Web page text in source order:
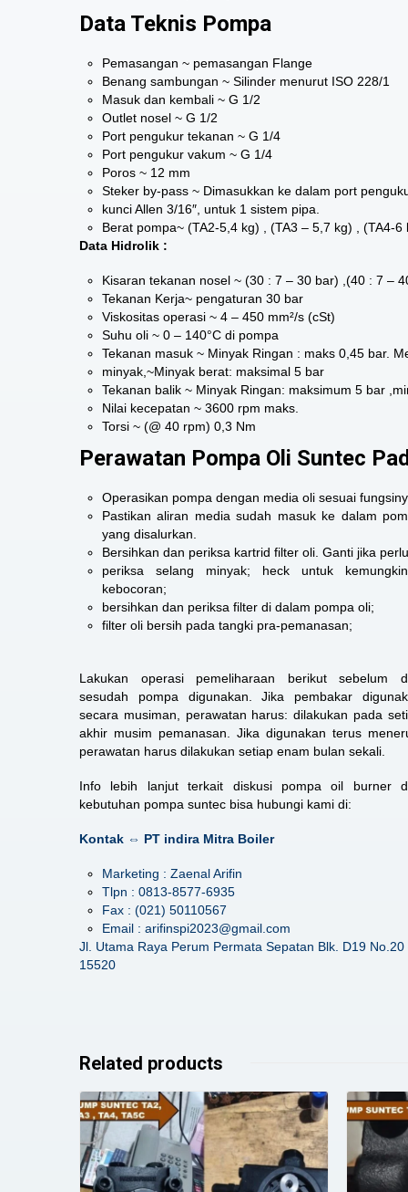
Data Teknis Pompa
Pemasangan ~ pemasangan Flange
Benang sambungan ~ Silinder menurut ISO 228/1
Masuk dan kembali ~ G 1/2
Outlet nosel ~ G 1/2
Port pengukur tekanan ~ G 1/4
Port pengukur vakum ~ G 1/4
Poros ~ 12 mm
Steker by-pass ~ Dimasukkan ke dalam port
kunci Allen 3/16″, untuk 1 sistem pipa.
Berat pompa~ (TA2-5,4 kg) , (TA3 – 5,7 kg) , (TA4-6
Data Hidrolik :
Kisaran tekanan nosel ~ (30 : 7 – 30 bar) ,(40 : 7 –
Tekanan Kerja~ pengaturan 30 bar
Viskositas operasi ~ 4 – 450 mm²/s (cSt)
Suhu oli ~ 0 – 140°C di pompa
Tekanan masuk ~ Minyak Ringan : maks 0,45 bar.
minyak,~Minyak berat: maksimal 5 bar
Tekanan balik ~ Minyak Ringan: maksimum 5 bar
Nilai kecepatan ~ 3600 rpm maks.
Torsi ~ (@ 40 rpm) 0,3 Nm
Perawatan Pompa Oli Suntec
Operasikan pompa dengan media oli sesuai
Pastikan aliran media sudah masuk ke dalam
yang disalurkan.
Bersihkan dan periksa kartrid filter oli. Ganti jika
periksa selang minyak; heck untuk
kebocoran;
bersihkan dan periksa filter di dalam pompa oli;
filter oli bersih pada tangki pra-pemanasan;
Lakukan operasi pemeliharaan berikut sebelum
sesudah pompa digunakan. Jika pembakar
secara musiman, perawatan harus: dilakukan pada
akhir musim pemanasan. Jika digunakan terus
perawatan harus dilakukan setiap enam bulan sekali.
Info lebih lanjut terkait diskusi pompa oil burner
kebutuhan pompa suntec bisa hubungi kami di:
Kontak ⇔ PT indira Mitra Boiler
Marketing : Zaenal Arifin
Tlpn : 0813-8577-6935
Fax : (021) 50110567
Email : arifinspi2023@gmail.com
Jl. Utama Raya Perum Permata Sepatan Blk. D19
15520
Related products
Details